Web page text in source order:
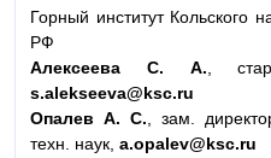
Горный институт Кольского
РФ
Алексеева С. А.,
s.alekseeva@ksc.ru
Опалев А. С., зам.
техн. наук, a.opalev@ksc.ru